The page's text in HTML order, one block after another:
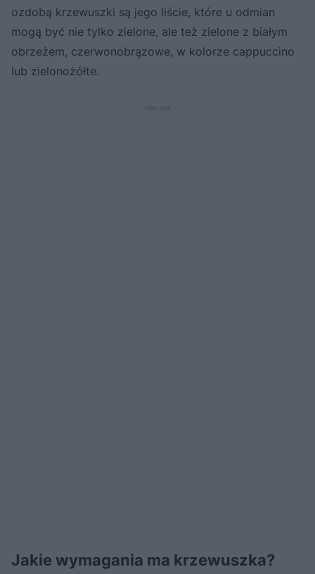
ozdobą krzewuszki są jego liście, które u odmian
mogą być nie tylko zielone, ale też zielone z białym
obrzeżem, czerwonobrązowe, w kolorze cappuccino
lub zielonożółte.
Jakie wymagania ma krzewuszka?